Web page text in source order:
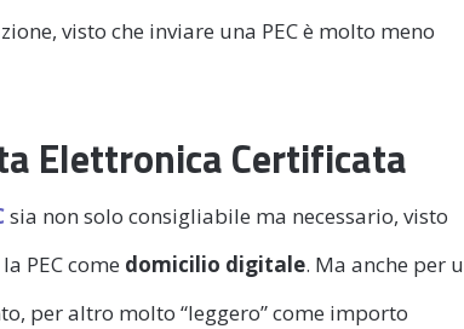
visto che inviare una PEC è molto meno
Elettronica Certificata
sia non solo consigliabile ma necessario, visto
PEC come domicilio digitale. Ma anche per
per altro molto “leggero” come importo